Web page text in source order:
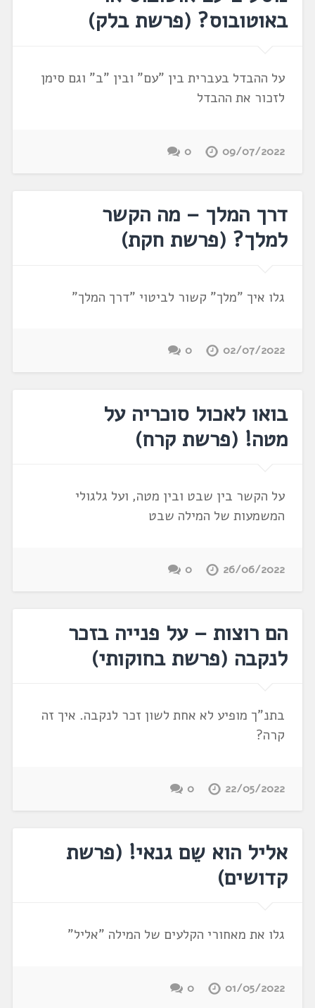
באוטובוס? (פרשת בלק)
על ההבדל בעברית בין "עם" ובין "ב" וגם סימן
לזכור את ההבדל
09/07/2022
0
דרך המלך – מה הקשר
למלך? (פרשת חקת)
גלו איך "מלך" קשור לביטוי "דרך המלך"
02/07/2022
0
בואו לאכול סוכריה על
מטה! (פרשת קרח)
על הקשר בין שבט ובין מטה, ועל גלגולי
המשמעות של המילה שבט
26/06/2022
0
הם רוצות – על פנייה בזכר
לנקבה (פרשת בחוקותי)
בתנ"ך מופיע לא אחת לשון זכר לנקבה. איך זה
קרה?
22/05/2022
0
אליל הוא שֵם גנאי! (פרשת
קדושים)
גלו את מאחורי הקלעים של המילה "אליל"
01/05/2022
0